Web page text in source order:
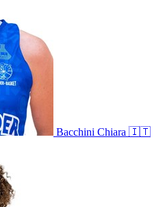
Bacchini Chiara 🇮🇹